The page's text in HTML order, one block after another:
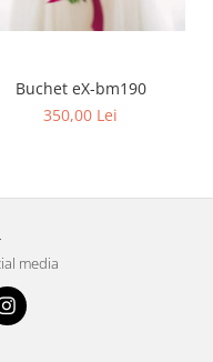
Buchet eX-bm190
350,00 Lei
media